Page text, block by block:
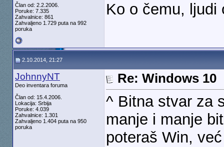
Član od: 2.2.2006.
Poruke: 7.335
Zahvalnice: 861
Zahvaljeno 1.729 puta na 992
poruka
Ko o čemu, ljudi
2.10.2014, 21:27
JohnnyNT
Deo inventara foruma
Član od: 15.4.2006.
Lokacija: Srbija
Poruke: 4.039
Zahvalnice: 1.301
Zahvaljeno 1.404 puta na 950
poruka
Re: Windows 10
^ Bitna stvar za
manje i manje
poteraš Win,